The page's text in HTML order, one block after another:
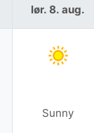
lør. 8. aug.
Sunny